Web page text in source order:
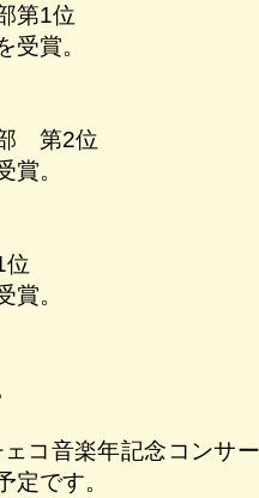
第1位
受賞。
第2位
賞。
賞。
コ音楽年記念コンサ
定です。